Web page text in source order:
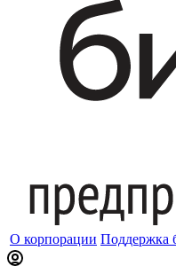
О корпорации Поддержка